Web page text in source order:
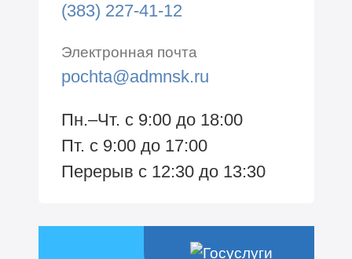
(383) 227-41-12
Электронная почта
pochta@admnsk.ru
Пн.–Чт. с 9:00 до 18:00
Пт. с 9:00 до 17:00
Перерыв с 12:30 до 13:30